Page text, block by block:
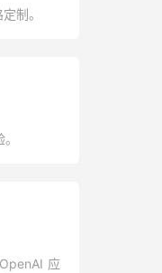
制。
应